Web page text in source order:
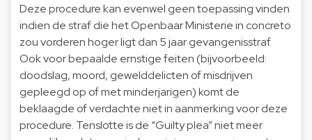
Deze procedure kan evenwel geen toepassing vinden
indien de straf die het Openbaar Ministerie in concreto
zou vorderen hoger ligt dan 5 jaar gevangenisstraf.
Ook voor bepaalde ernstige feiten (bijvoorbeeld:
doodslag, moord, gewelddelicten of misdrijven
gepleegd op of met minderjarigen) komt de
beklaagde of verdachte niet in aanmerking voor deze
procedure. Tenslotte is de “Guilty plea” niet meer